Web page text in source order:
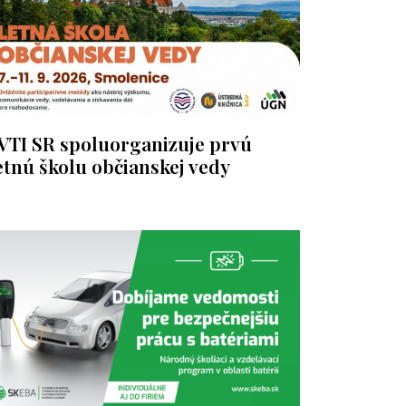
SR spoluorganizuje prvú
školu občianskej vedy